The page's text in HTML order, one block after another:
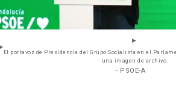
El portavoz de Presidencia del Grupo Socialista en el
una imagen de archivo.
- PSOE-A